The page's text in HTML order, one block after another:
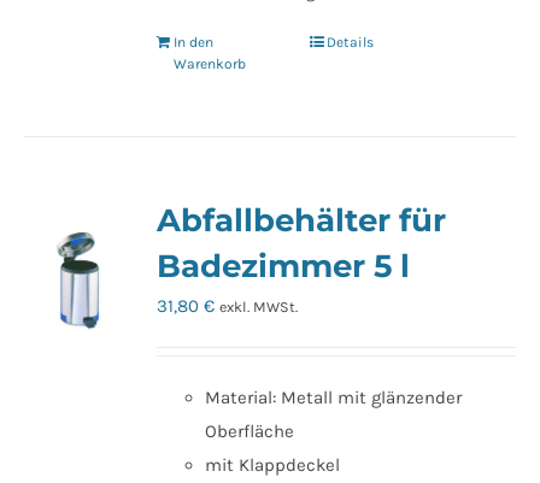
In den
Warenkorb
Details
Abfallbehälter für
Badezimmer 5 l
31,80€ exkl. MWSt.
Material: Metall mit glänzender
Oberfläche
mit Klappdeckel